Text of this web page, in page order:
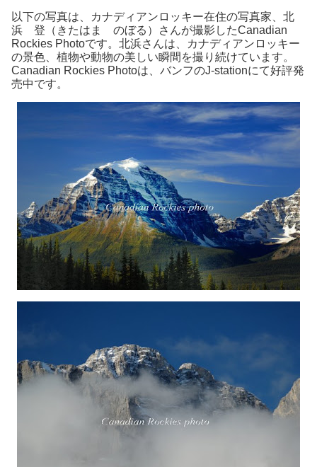
以下の写真は、カナディアンロッキー在住の写真家、北
浜 登（きたはま のぼる）さんが撮影したCanadian
Rockies Photoです。北浜さんは、カナディアンロッキー
の景色、植物や動物の美しい瞬間を撮り続けています。
Canadian Rockies Photoは、バンフのJ-stationにて好評発
売中です。